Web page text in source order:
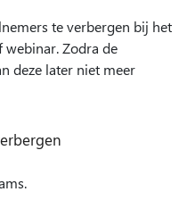
te verbergen bij het
webinar. Zodra de
deze later niet meer